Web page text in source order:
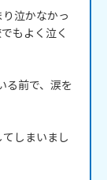
泣かなかっ
もよく泣く
る前で、涙を
しまいまし